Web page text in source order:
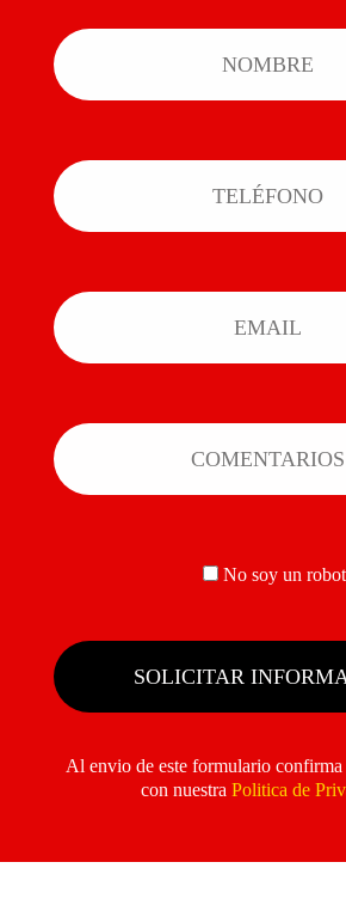
No soy un
Al envio de este formulario confirma
con nuestra Politica de